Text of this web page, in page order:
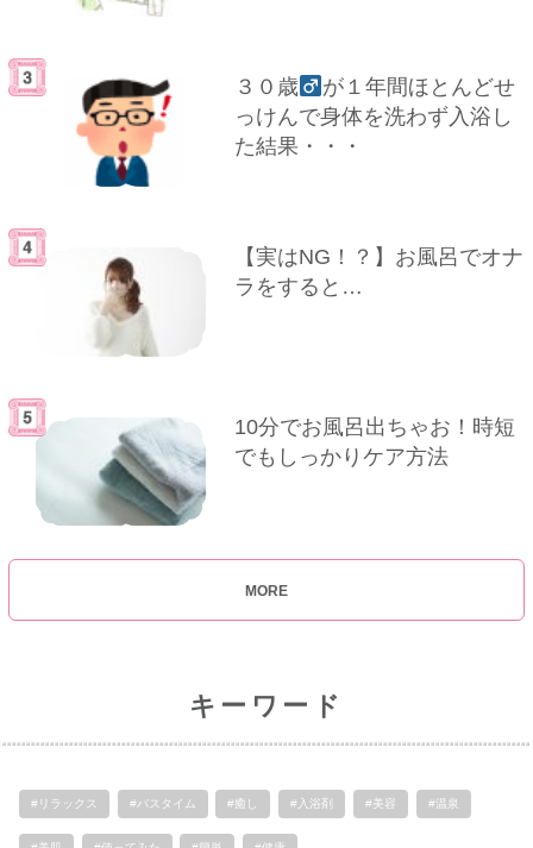
３０歳
が１年間ほとんどせ
っけんで身体を洗わず入浴し
た結果・・・
【実はNG！？】お風呂でオナ
ラをすると…
10分でお風呂出ちゃお！時短
でもしっかりケア方法
MORE
キーワード
#リラックス #バスタイム #癒し #入浴剤 #美容 #温泉